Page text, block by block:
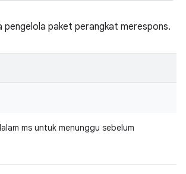
pengelola paket perangkat merespons.
ms untuk menunggu sebelum